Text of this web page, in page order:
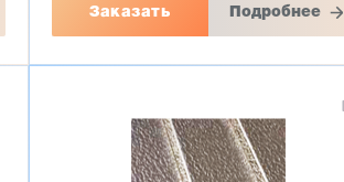
Заказать Подробнее